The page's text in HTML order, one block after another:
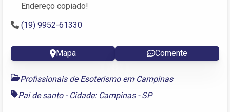
Endereço copiado!
(19) 9952-61330
Mapa Comente
Profissionais de Esoterismo em Campinas
Pai de santo - Cidade: Campinas - SP